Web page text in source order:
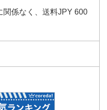
関係なく、送料JPY 600